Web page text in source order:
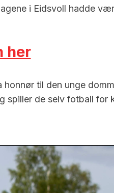
i Eidsvoll hadde
her
til den unge
spiller de selv fotball for